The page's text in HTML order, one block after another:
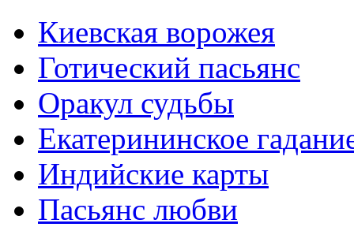
Киевская ворожея
Готический пасьянс
Оракул судьбы
Екатерининское
Индийские карты
Пасьянс любви